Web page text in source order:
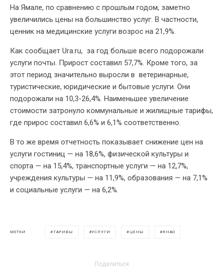
На Ямале, по сравнению с прошлым годом, заметно
увеличились цены на большинство услуг. В частности,
ценник на медицинские услуги возрос на 21,9%.
Как сообщает Ura.ru, за год больше всего подорожали
услуги почты. Прирост составил 57,7%. Кроме того, за
этот период значительно выросли в ветеринарные,
туристические, юридические и бытовые услуги. Они
подорожали на 10,3-26,4%. Наименьшее увеличение
стоимости затронуло коммунальные и жилищные тарифы,
где прирос составил 6,6% и 6,1% соответственно.
В то же время отчетность показывает снижение цен на
услуги гостиниц — на 18,6%, физической культуры и
спорта — на 15,4%, транспортные услуги — на 12,7%,
учреждения культуры — на 11,9%, образования — на 7,1%
и социальные услуги — на 6,2%.
МЕТКИ ТАРИФЫ УСЛУГИ ЦЕНЫ ЯНАО
Поделиться